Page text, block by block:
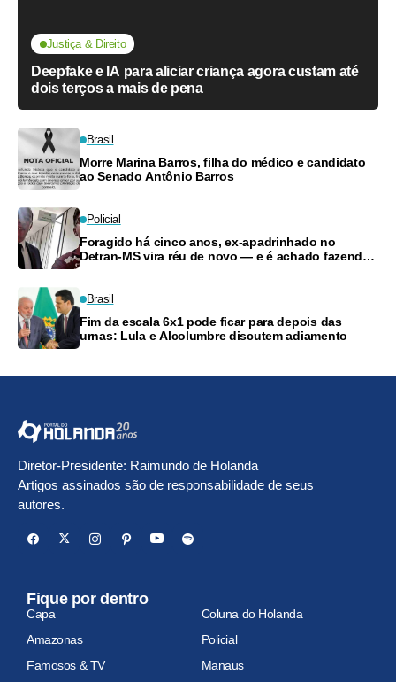
Justiça & Direito
Deepfake e IA para aliciar criança agora custam até
dois terços a mais de pena
Brasil
Morre Marina Barros, filha do médico e candidato
ao Senado Antônio Barros
Policial
Foragido há cinco anos, ex-apadrinhado no
Detran-MS vira réu de novo — e é achado fazendo
Brasil
Fim da escala 6x1 pode ficar para depois das
urnas: Lula e Alcolumbre discutem adiamento
Diretor-Presidente: Raimundo de Holanda
Artigos assinados são de responsabilidade de seus
autores.
Fique por dentro
Capa
Coluna do Holanda
Amazonas
Policial
Famosos & TV
Manaus